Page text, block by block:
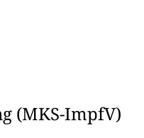
(MKS-ImpfV)